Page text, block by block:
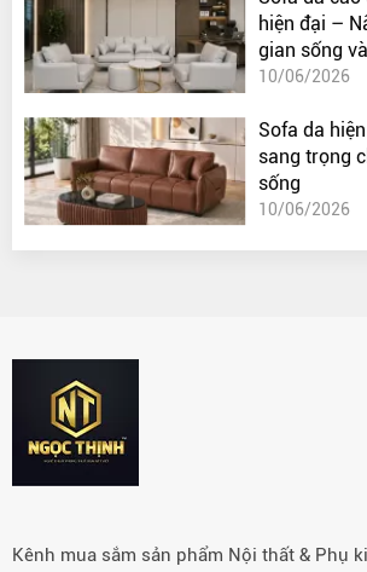
hiện đại –
gian sống
10/06/2026
Sofa da
sang trọng
sống
10/06/2026
Kênh mua sắm sản phẩm Nội thất & Phụ